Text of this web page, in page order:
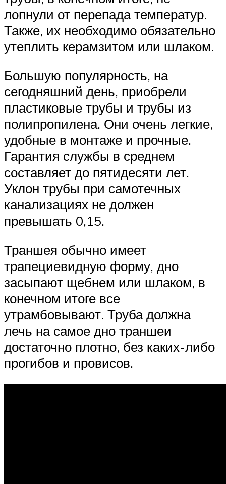
лопнули от перепада температур.
Также, их необходимо обязательно
утеплить керамзитом или шлаком.
Большую популярность, на
сегодняшний день, приобрели
пластиковые трубы и трубы из
полипропилена. Они очень легкие,
удобные в монтаже и прочные.
Гарантия службы в среднем
составляет до пятидесяти лет.
Уклон трубы при самотечных
канализациях не должен
превышать 0,15.
Траншея обычно имеет
трапециевидную форму, дно
засыпают щебнем или шлаком, в
конечном итоге все
утрамбовывают. Труба должна
лечь на самое дно траншеи
достаточно плотно, без каких-либо
прогибов и провисов.